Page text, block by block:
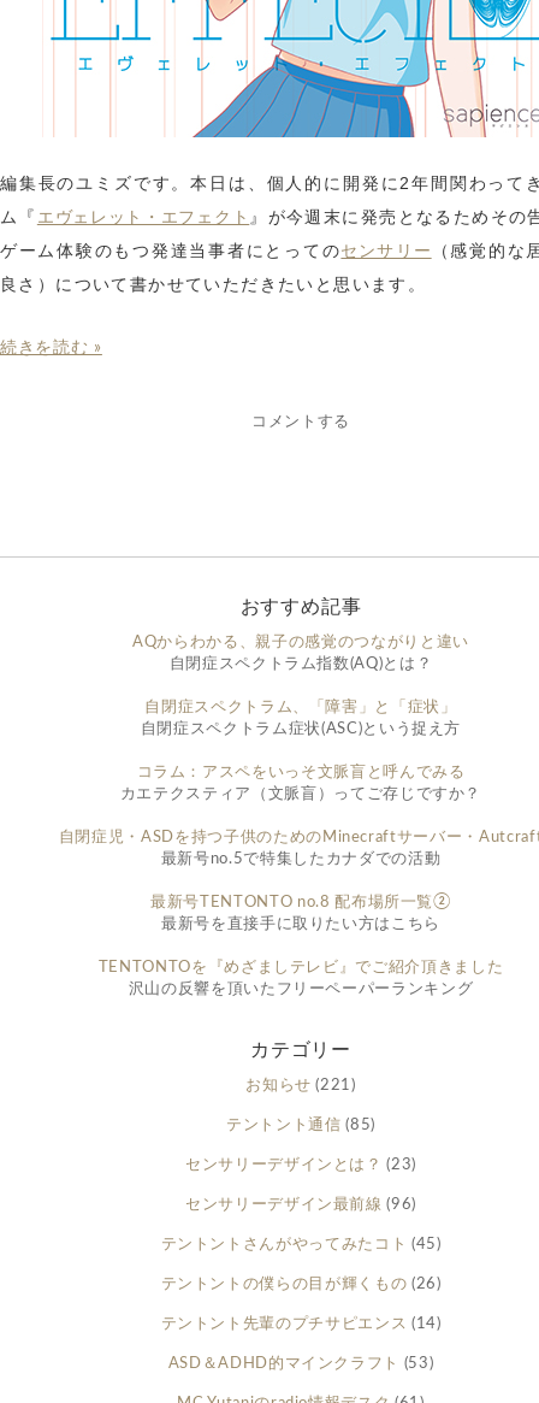
編集長のユミズです。本日は、個人的に開発に2年間関わって
ム『 エヴェレット・エフェクト 』が今週末に発売となるためその
ゲーム体験のもつ発達当事者にとってのセンサリー
（感覚的な
良さ）について書かせていただきたいと思います。
続きを読む »
コメントする
おすすめ記事
AQからわかる、親子の感覚のつながりと違い
自閉症スペクトラム指数(AQ)とは？
自閉症スペクトラム、「障害」と「症状」
自閉症スペクトラム症状(ASC)という捉え方
コラム：アスペをいっそ文脈盲と呼んでみる
カエテクスティア（文脈盲）ってご存じですか？
自閉症児・ASDを持つ子供のためのMinecraftサーバー・
最新号no.5で特集したカナダでの活動
最新号TENTONTO no.8 配布場所一覧②
最新号を直接手に取りたい方はこちら
TENTONTOを『めざましテレビ』でご紹介頂きました
沢山の反響を頂いたフリーペーパーランキング
カテゴリー
お知らせ (221)
テントント通信 (85)
センサリーデザインとは？ (23)
センサリーデザイン最前線 (96)
テントントさんがやってみたコト (45)
テントントの僕らの目が輝くもの (26)
テントント先輩のプチサピエンス (14)
ASD＆ADHD的マインクラフト (53)